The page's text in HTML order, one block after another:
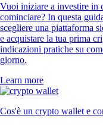
Vuoi iniziare a investire in
cominciare? In questa
scegliere una piattaforma
e acquistare la tua prima
indicazioni pratiche su
giorno.
Learn more
Cos'è un crypto wallet e